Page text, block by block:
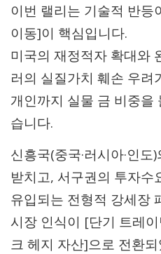
이번 랠리는 기술적 반등
이동]이 핵심입니다.
미국의 재정적자 확대와
러의 실질가치 훼손 우려
개인까지 실물 금 비중을
습니다.
신흥국(중국·러시아·인
받치고, 서구권의 투자수
유입되는 전형적 강세장
시장 인식이 [단기 트레
크 헤지 자산]으로 전환